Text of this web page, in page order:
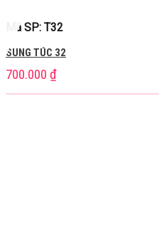
Mã SP: T32
SUNG TÚC 32
700.000 ₫